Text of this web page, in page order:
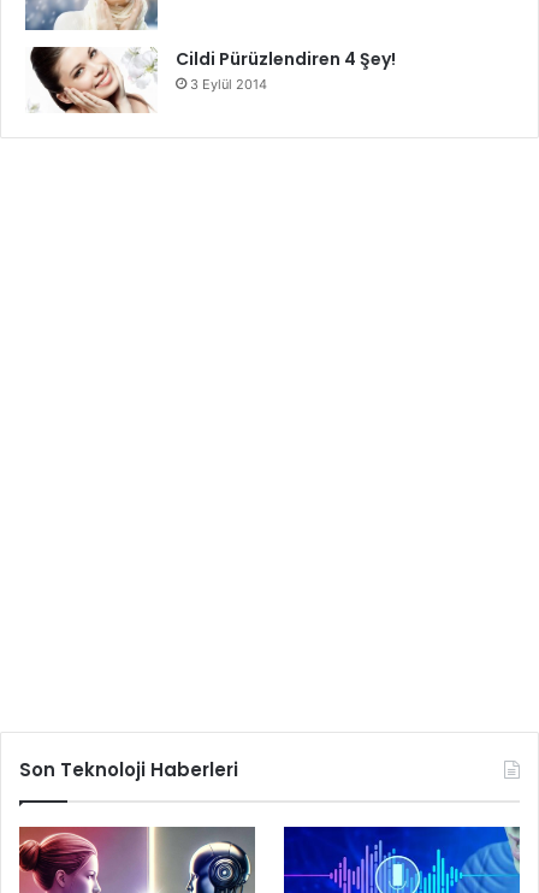
Cildi Pürüzlendiren 4 Şey!
3 Eylül 2014
Son Teknoloji Haberleri